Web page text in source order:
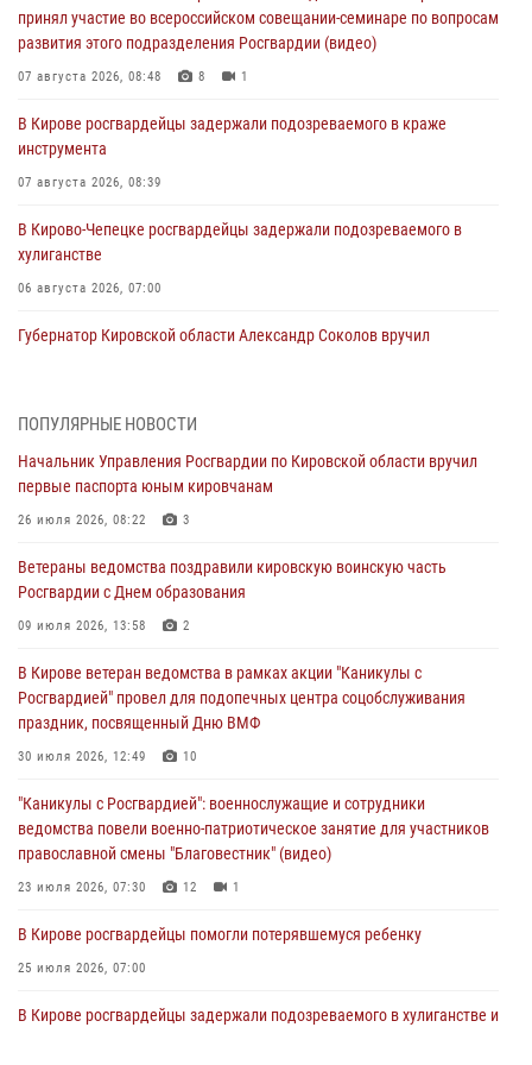
принял участие во всероссийском совещании-семинаре по вопросам
развития этого подразделения Росгвардии (видео)
07 августа 2026, 08:48 8 1
В Кирове росгвардейцы задержали подозреваемого в краже
инструмента
07 августа 2026, 08:39
В Кирово-Чепецке росгвардейцы задержали подозреваемого в
хулиганстве
06 августа 2026, 07:00
Губернатор Кировской области Александр Соколов вручил
поддельной купюры
04 августа 2026, 09:30
03 августа 2026, 09:01
В Кирове росгвардейцы и ветераны ведомства приняли участие в
03 августа 2026, 08:45
В Кирове росгвардейцы задержали подозреваемого в краже из
магазина
ПОПУЛЯРНЫЕ НОВОСТИ
Начальник Управления Росгвардии по Кировской области вручил
первые паспорта юным кировчанам
26 июля 2026, 08:22 3
Ветераны ведомства поздравили кировскую воинскую часть
Росгвардии с Днем образования
09 июля 2026, 13:58 2
В Кирове ветеран ведомства в рамках акции "Каникулы с
Росгвардией" провел для подопечных центра соцобслуживания
праздник, посвященный Дню ВМФ
30 июля 2026, 12:49 10
"Каникулы с Росгвардией": военнослужащие и сотрудники
ведомства повели военно-патриотическое занятие для участников
православной смены "Благовестник" (видео)
23 июля 2026, 07:30 12 1
В Кирове росгвардейцы помогли потерявшемуся ребенку
25 июля 2026, 07:00
В Кирове росгвардейцы задержали подозреваемого в хулиганстве и